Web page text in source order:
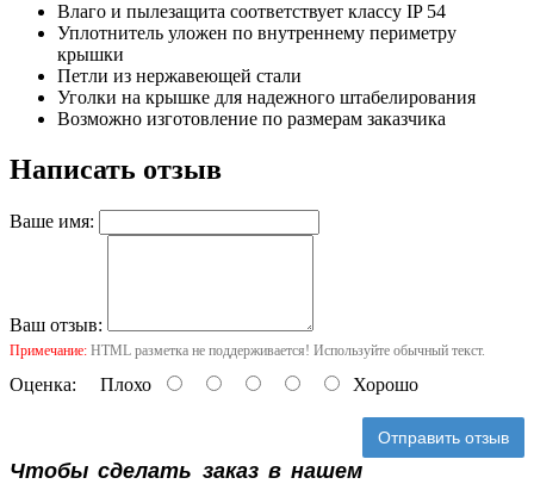
Влаго и пылезащита соответствует классу IP 54
Уплотнитель уложен по внутреннему периметру
крышки
Петли из нержавеющей стали
Уголки на крышке для надежного штабелирования
Возможно изготовление по размерам заказчика
Написать отзыв
Ваше имя:
Ваш отзыв:
Примечание: HTML разметка не поддерживается! Используйте обычный текст.
Оценка: Плохо Хорошо
Отправить отзыв
Чтобы сделать заказ в нашем